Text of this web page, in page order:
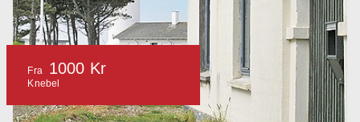
Fra 1000 Kr
Knebel